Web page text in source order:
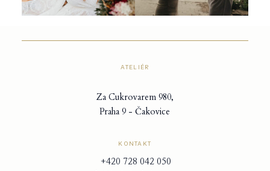
ATELIÉR
KONTAKT
Za Cukrovarem 980,
Praha 9 - Čakovice
+420 728 042 050